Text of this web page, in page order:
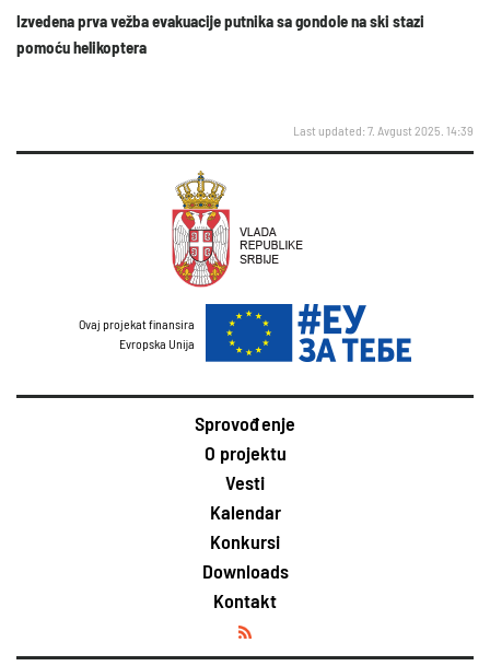
Izvedena prva vežba evakuacije putnika sa gondole na ski stazi
pomoću helikoptera
Last updated: 7. Avgust 2025. 14:39
Ovaj projekat finansira
Evropska Unija
Sprovođenje
O projektu
Vesti
Kalendar
Konkursi
Downloads
Kontakt